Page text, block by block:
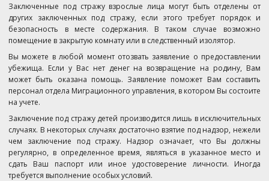
Заключенные под стражу взрослые лица могут быть отделены от
других заключенных под стражу, если этого требует порядок и
безопасность в месте содержания. В таком случае возможно
помещение в закрытую комнату или в следственный изолятор.
Вы можете в любой момент отозвать заявление о предоставлении
убежища. Если у Вас нет денег на возвращение на родину, Вам
может быть оказана помощь. Заявление поможет Вам составить
персонал отдела Миграционного управления, в котором Вы состоите
на учете.
Заключение под стражу детей производится лишь в исключительных
случаях. В некоторых случаях достаточно взятие под надзор, нежели
чем заключение под стражу. Надзор означает, что Вы должны
регулярно, в определенное время, являться в указанное место и
сдать Ваш паспорт или иное удостоверение личности. Иногда
требуется выполнение особых условий.